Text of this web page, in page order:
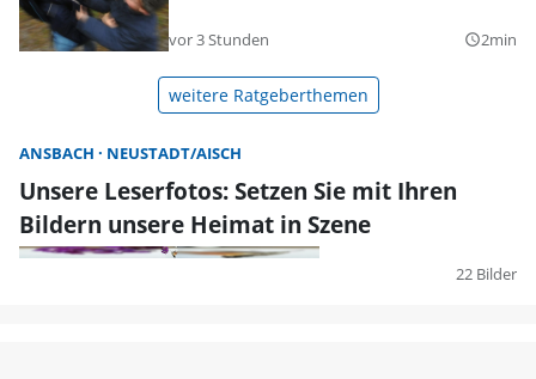
vor 3 Stunden query_builder2min
weitere Ratgeberthemen
ANSBACH NEUSTADT/AISCH
Unsere Leserfotos: Setzen Sie mit Ihren
Bildern unsere Heimat in Szene
22 Bilder